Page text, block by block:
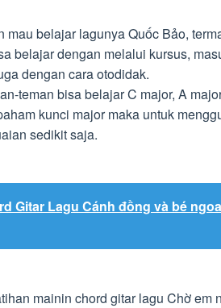
mau belajar lagunya Quốc Bảo,
belajar dengan melalui kursus,
dengan cara otodidak.
teman bisa belajar C major, A
kunci major maka untuk
sedikit saja.
Gitar Lagu Cánh đồng và bé
mainin chord gitar lagu Chờ em